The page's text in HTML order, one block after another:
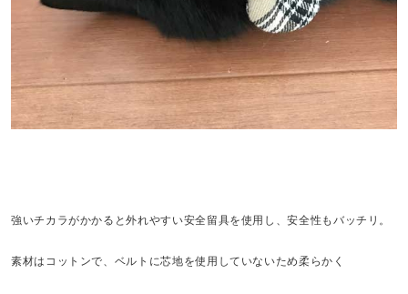
強いチカラがかかると外れやすい安全留具を使用し、安全性もバッチリ。
素材はコットンで、ベルトに芯地を使用していないため柔らかく